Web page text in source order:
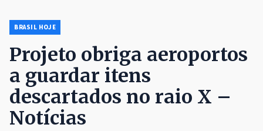
BRASIL HOJE
Projeto obriga aeroportos
a guardar itens
descartados no raio X –
Notícias